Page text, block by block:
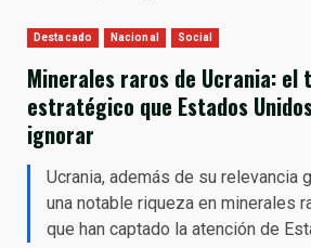
Destacado Nacional Social
Minerales raros de Ucrania: el
estratégico que Estados
ignorar
Ucrania, además de su relevancia
una notable riqueza en minerales
que han captado la atención de